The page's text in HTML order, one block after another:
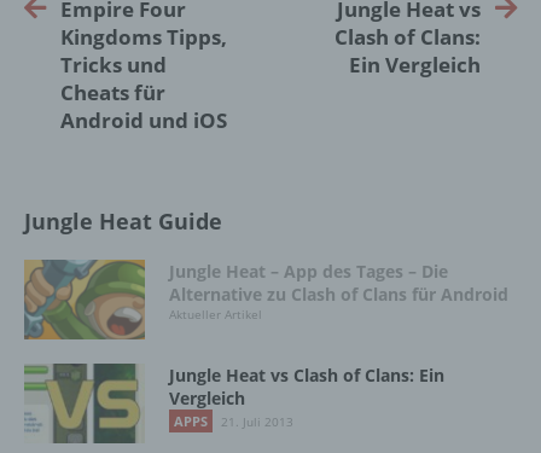
Empire Four
Kingdoms Tipps,
Tricks und
Cheats für
Android und iOS
Jungle Heat vs
Clash of Clans:
Ein Vergleich
Jungle Heat Guide
Jungle Heat – App des Tages – Die
Alternative zu Clash of Clans für Android
Aktueller Artikel
Jungle Heat vs Clash of Clans: Ein
Vergleich
APPS 21. Juli 2013
d) Einschränkung der Verarbeitung
Einschränkung der Verarbeitung ist die
Markierung gespeicherter
personenbezogener Daten mit dem Ziel, ihre
Profiling ist jede Art der automatisierten
Verarbeitung personenbezogener Daten, die
darin besteht, dass diese
personenbezogenen Daten verwendet
werden, um bestimmte persönliche Aspekte,
die sich auf eine natürliche Person beziehen,
zu bewerten, insbesondere, um Aspekte